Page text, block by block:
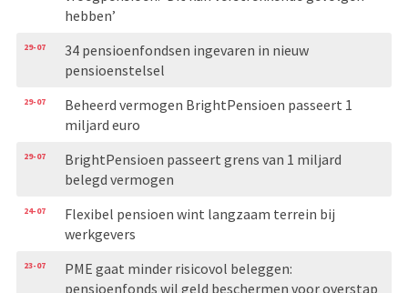
hebben’
29-07
34 pensioenfondsen ingevaren in nieuw
pensioenstelsel
29-07
Beheerd vermogen BrightPensioen passeert 1
miljard euro
29-07
BrightPensioen passeert grens van 1 miljard
belegd vermogen
24-07
Flexibel pensioen wint langzaam terrein bij
werkgevers
23-07
PME gaat minder risicovol beleggen:
pensioenfonds wil geld beschermen voor overstap